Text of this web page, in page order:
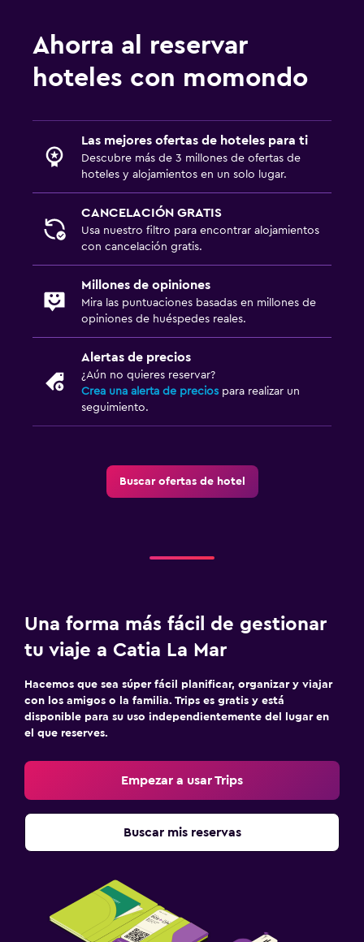
Ahorra al reservar
hoteles con momondo
Las mejores ofertas de hoteles para ti
Descubre más de 3 millones de ofertas de
hoteles y alojamientos en un solo lugar.
CANCELACIÓN GRATIS
Usa nuestro filtro para encontrar alojamientos
con cancelación gratis.
Millones de opiniones
Mira las puntuaciones basadas en millones de
opiniones de huéspedes reales.
Alertas de precios
¿Aún no quieres reservar?
Crea una alerta de precios para realizar un
seguimiento.
Buscar ofertas de hotel
Una forma más fácil de gestionar
tu viaje a Catia La Mar
Hacemos que sea súper fácil planificar, organizar y viajar
con los amigos o la familia. Trips es gratis y está
disponible para su uso independientemente del lugar en
el que reserves.
Empezar a usar Trips
Buscar mis reservas